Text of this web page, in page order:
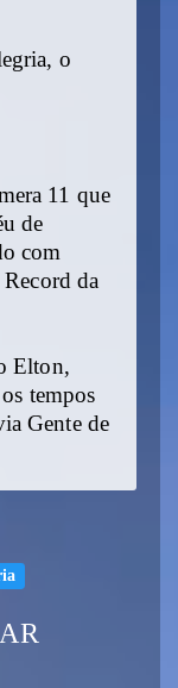
o
11 que
de
com
Record da
Elton,
tempos
Gente de